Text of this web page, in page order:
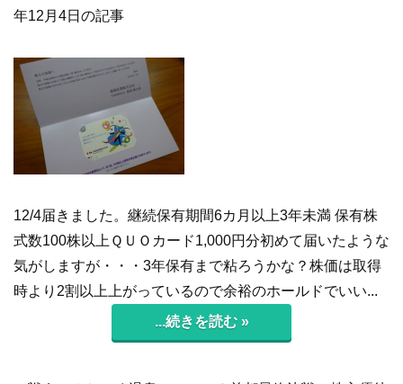
年12月4日の記事
12/4届きました。継続保有期間6カ月以上3年未満 保有株
式数100株以上ＱＵＯカード1,000円分初めて届いたような
気がしますが・・・3年保有まで粘ろうかな？株価は取得
時より2割以上上がっているので余裕のホールドでいい...
...続きを読む »